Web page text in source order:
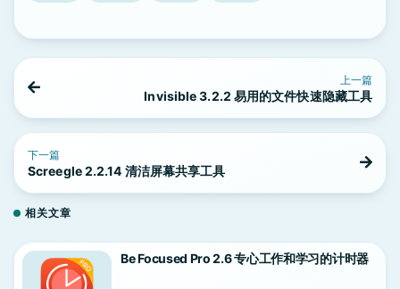
上一篇
Invisible 3.2.2 易用的文件快速隐藏工具
下一篇
Screegle 2.2.14 清洁屏幕共享工具
相关文章
Be Focused Pro 2.6 专心工作和学习的计时器